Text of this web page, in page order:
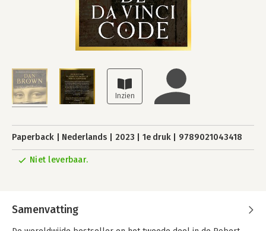
Paperback Nederlands 2023 1e druk 9789021043418
Niet leverbaar.
Samenvatting